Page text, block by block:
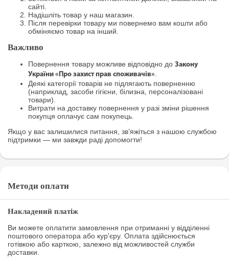
сайті.
Надішліть товар у наш магазин.
Після перевірки товару ми повернемо вам кошти або
обміняємо товар на інший.
Важливо
Повернення товару можливе відповідно до Закону
України «Про захист прав споживачів».
Деякі категорії товарів не підлягають поверненню
(наприклад, засоби гігієни, білизна, персоналізовані
товари).
Витрати на доставку повернення у разі зміни рішення
покупця оплачує сам покупець.
Якщо у вас залишилися питання, зв’яжіться з нашою службою
підтримки — ми завжди раді допомогти!
Методи оплати
Накладений платіж
Ви можете оплатити замовлення при отриманні у відділенні
поштового оператора або кур'єру. Оплата здійснюється
готівкою або карткою, залежно від можливостей служби
доставки.